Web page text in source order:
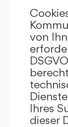
von
Ihres
dieser